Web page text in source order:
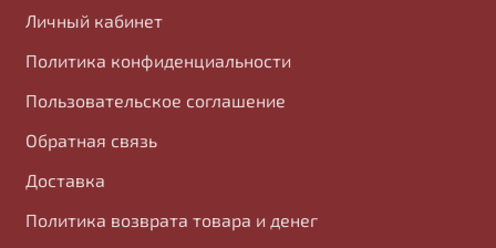
Личный кабинет
Политика конфиденциальности
Пользовательское соглашение
Обратная связь
Доставка
Политика возврата товара и денег